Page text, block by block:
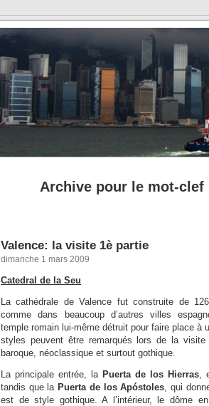
Archive pour le mot-clef
Valence: la visite 1è partie
dimanche 1 mars 2009
Catedral de la Seu
La cathédrale de Valence fut construite de
comme dans beaucoup d’autres villes
temple romain lui-même détruit pour faire place à
styles peuvent être remarqués lors de la
baroque, néoclassique et surtout gothique.
La principale entrée, la Puerta de los Hierras,
tandis que la Puerta de los Apóstoles, qui
est de style gothique. A l’intérieur, le dôme